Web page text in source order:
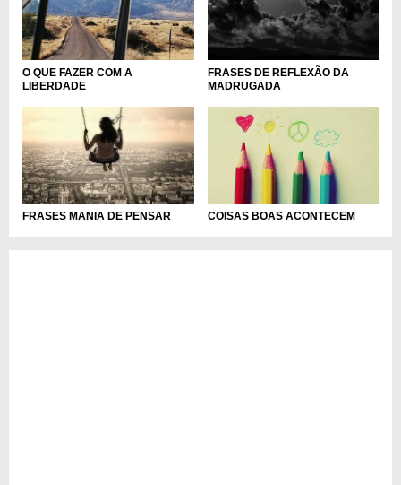
O QUE FAZER COM A
LIBERDADE
FRASES DE REFLEXÃO DA
MADRUGADA
FRASES MANIA DE PENSAR COISAS BOAS ACONTECEM